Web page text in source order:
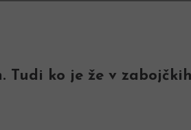
Tudi ko je že v